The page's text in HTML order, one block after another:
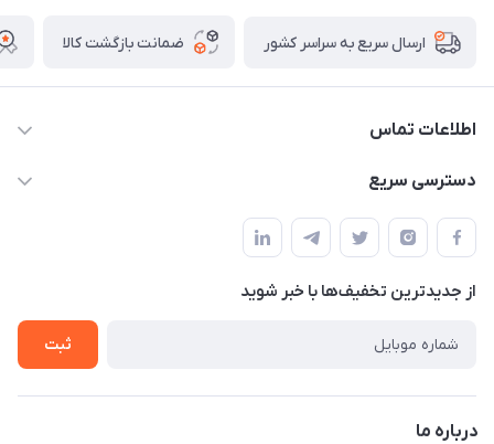
ارسال سریع به سراسر کشور ضمانت بازگشت کالا
اطلاعات تماس
09174090037
09174090035
بوشهر ، بندر ديلم، خيابان ساحلي ، بازار كويتي، روبرو شيلات
پنجمين فروشگاه كالاخواب پهلواني
دسترسی سریع
حساب کاربری
راهنماي خريد
لیست محصولات
تماس با ما
از جدید‌ترین تخفیف‌ها با‌ خبر شوید
ثبت
درباره ما